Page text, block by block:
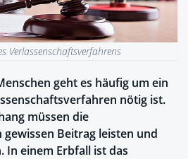
Verlassenschaftsverfahrens
geht es häufig um ein
nötig ist.
müssen die
Beitrag leisten und
In einem Erbfall ist das